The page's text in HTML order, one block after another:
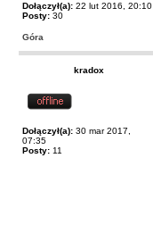
Dołączył(a): 22 lut 2016, 20:10
Posty: 30
Góra
kradox
Dołączył(a): 30 mar 2017,
07:35
Posty: 11